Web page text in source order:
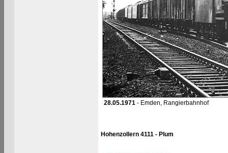
28.05.1971- Emden, Rangierbahnhof
Hohenzollern 4111 - Plum